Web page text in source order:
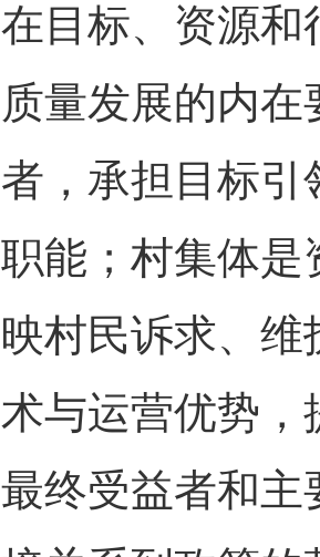
在目标、资源和
质量发展的内
者，承担目标
职能；村集体是
映村民诉求、
术与运营优势，
最终受益者和主